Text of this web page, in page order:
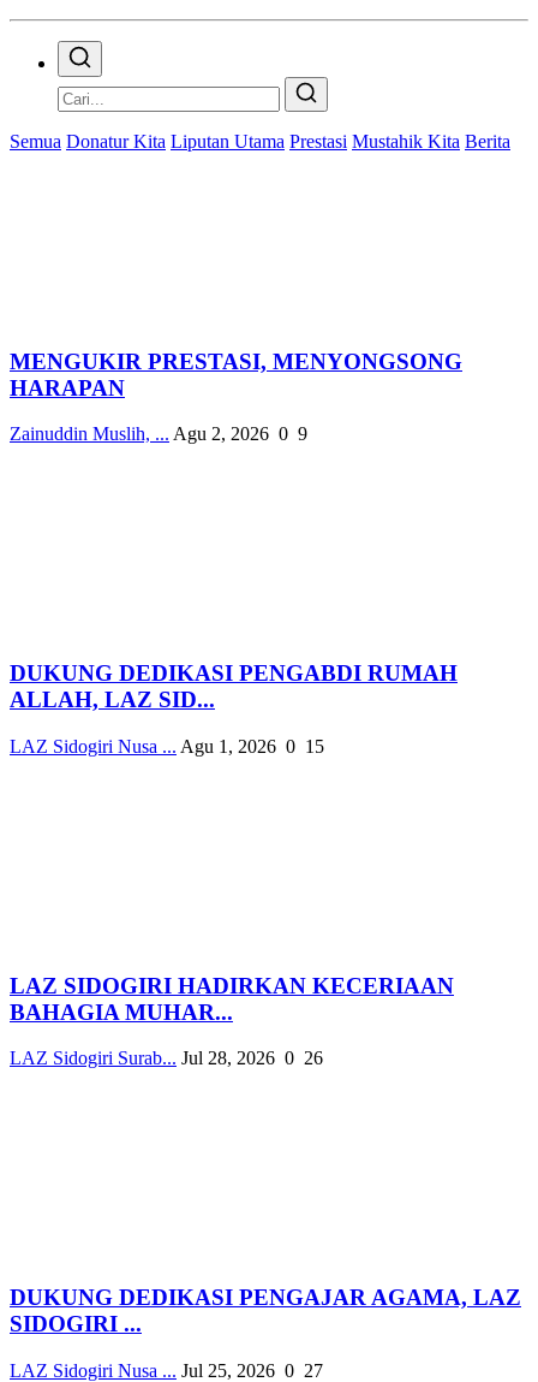
Semua Donatur Kita Liputan Utama Prestasi Mustahik Kita Berita
MENGUKIR PRESTASI, MENYONGSONG
HARAPAN
Zainuddin Muslih, ... Agu 2, 2026 0 9
DUKUNG DEDIKASI PENGABDI RUMAH
ALLAH, LAZ SID...
LAZ Sidogiri Nusa ... Agu 1, 2026 0 15
LAZ SIDOGIRI HADIRKAN KECERIAAN
BAHAGIA MUHAR...
LAZ Sidogiri Surab... Jul 28, 2026 0 26
DUKUNG DEDIKASI PENGAJAR AGAMA, LAZ
SIDOGIRI ...
LAZ Sidogiri Nusa ... Jul 25, 2026 0 27